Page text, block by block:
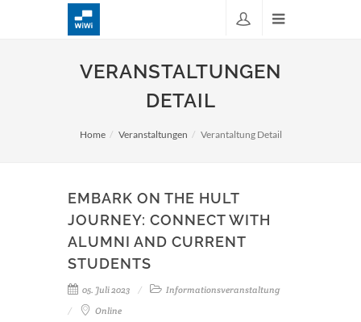
VERANSTALTUNGEN
DETAIL
Home Veranstaltungen Verantaltung Detail
EMBARK ON THE HULT
JOURNEY: CONNECT WITH
ALUMNI AND CURRENT
STUDENTS
05. Juli 2023
Informationsveranstaltung
Online